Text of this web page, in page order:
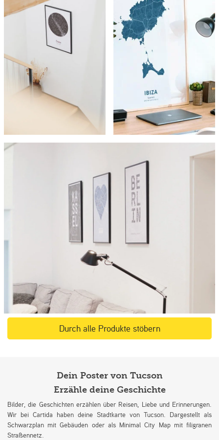
Durch alle Produkte stöbern
Dein Poster von Tucson
Erzähle deine Geschichte
Bilder, die Geschichten erzählen über Reisen, Liebe und Erinnerungen.
Wir bei Cartida haben deine Stadtkarte von Tucson. Dargestellt als
Schwarzplan mit Gebäuden oder als Minimal City Map mit filigranen
Straßennetz.